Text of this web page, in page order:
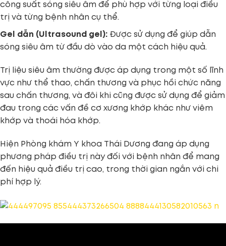
công suất sóng siêu âm để phù hợp với từng loại điều
trị và từng bệnh nhân cụ thể.
Gel dẫn (Ultrasound gel): Được sử dụng để giúp dẫn
sóng siêu âm từ đầu dò vào da một cách hiệu quả.
Trị liệu siêu âm thường được áp dụng trong một số lĩnh
vực như thể thao, chấn thương và phục hồi chức năng
sau chấn thương, và đôi khi cũng được sử dụng để giảm
đau trong các vấn đề cơ xương khớp khác như viêm
khớp và thoái hóa khớp.
Hiện Phòng khám Y khoa Thái Dương đang áp dụng
phương pháp điều trị này đối với bệnh nhân để mang
đến hiệu quả điều trị cao, trong thời gian ngắn với chi
phí hợp lý.